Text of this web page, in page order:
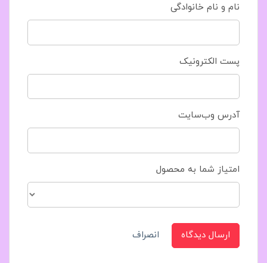
نام و نام خانوادگی
پست الکترونیک
آدرس وب‌سایت
امتیاز شما به محصول
ارسال دیدگاه انصراف